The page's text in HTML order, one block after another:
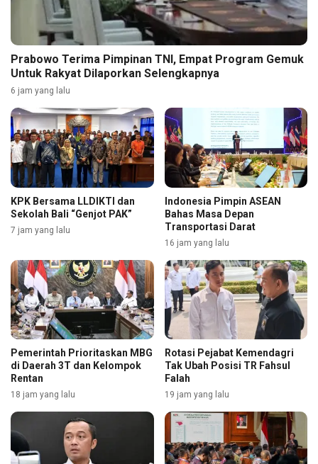
Prabowo Terima Pimpinan TNI, Empat Program Gemuk
Untuk Rakyat Dilaporkan Selengkapnya
6 jam yang lalu
KPK Bersama LLDIKTI dan
Sekolah Bali “Genjot PAK”
7 jam yang lalu
Indonesia Pimpin ASEAN
Bahas Masa Depan
Transportasi Darat
16 jam yang lalu
Pemerintah Prioritaskan MBG
di Daerah 3T dan Kelompok
Rentan
18 jam yang lalu
Rotasi Pejabat Kemendagri
Tak Ubah Posisi TR Fahsul
Falah
19 jam yang lalu